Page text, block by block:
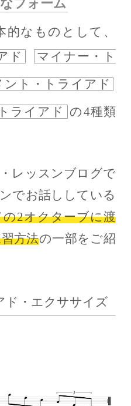
フォーム
的なものとして、
ド
マイナー・ト
ント・トライアド
ライアド
の4種類
レッスンブログで
でお話ししている
2オクターブに渡
方法の一部をご紹
ド・エクササイズ